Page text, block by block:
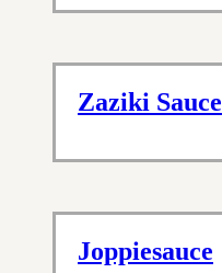
Zaziki Sauce
Joppiesauce